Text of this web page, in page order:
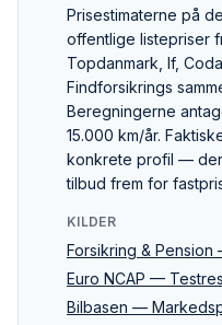
Pris­estimaterne på
offentlige listepriser
Topdanmark, If,
Findforsikrings
Beregningerne
15.000 km/år.
konkrete profil —
tilbud frem for
KILDER
Forsikring &
Euro NCAP —
Bilbasen —